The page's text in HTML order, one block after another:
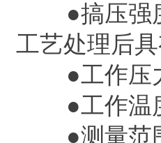
●搞压强度
工艺处理后
●工作压
●工作温
●测量范围